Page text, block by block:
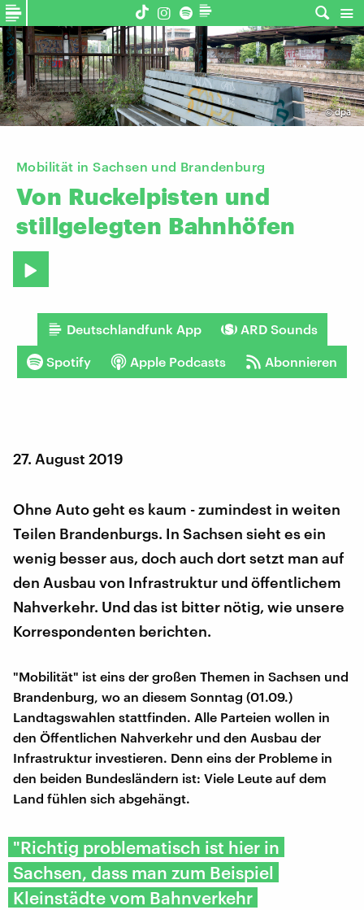
©dpa
Mobilität in Sachsen und Brandenburg
Von Ruckelpisten und
stillgelegten Bahnhöfen
Deutschlandfunk App ARD Sounds
Spotify Apple Podcasts Abonnieren
27. August 2019
Ohne Auto geht es kaum - zumindest in weiten
Teilen Brandenburgs. In Sachsen sieht es ein
wenig besser aus, doch auch dort setzt man auf
den Ausbau von Infrastruktur und öffentlichem
Nahverkehr. Und das ist bitter nötig, wie unsere
Korrespondenten berichten.
"Mobilität" ist eins der großen Themen in Sachsen und
Brandenburg, wo an diesem Sonntag (01.09.)
Landtagswahlen stattfinden. Alle Parteien wollen in
den Öffentlichen Nahverkehr und den Ausbau der
Infrastruktur investieren. Denn eins der Probleme in
den beiden Bundesländern ist: Viele Leute auf dem
Land fühlen sich abgehängt.
"Richtig problematisch ist hier in
Sachsen, dass man zum Beispiel
Kleinstädte vom Bahnverkehr